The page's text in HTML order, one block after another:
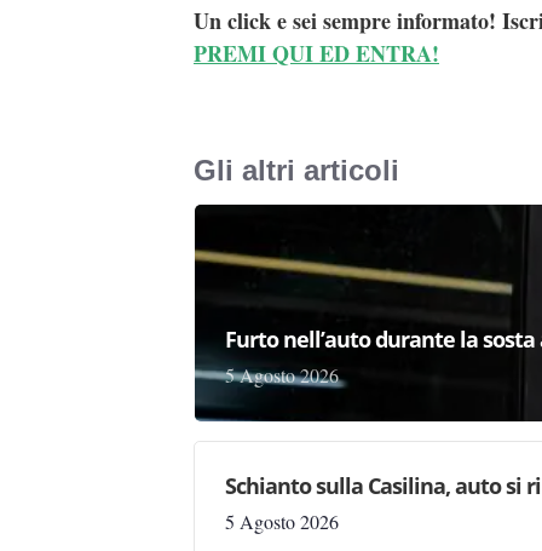
Un click e sei sempre informato!
PREMI QUI ED ENTRA!
Gli altri articoli
Furto nell’auto durante la
5 Agosto 2026
Schianto sulla Casilina, auto si
5 Agosto 2026